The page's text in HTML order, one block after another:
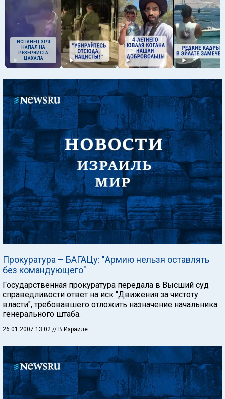
ИСПАНЕЦ ЗРЯ
НАПАЛ НА
РЕЗЕРВИСТА
ЦАХАЛА
Прокуратура – БАГАЦу: "Армию нельзя оставлять
без командующего"
Государственная прокуратура передала в Высший суд
справедливости ответ на иск "Движения за чистоту
власти", требовавшего отложить назначение начальника
генерального штаба.
26.01.2007 13:02 // В Израиле